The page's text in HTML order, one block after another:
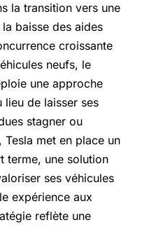
la transition vers une
baisse des aides
croissante
neufs, le
une approche
lieu de laisser ses
stagner ou
met en place un
terme, une solution
ses véhicules
expérience aux
reflète une